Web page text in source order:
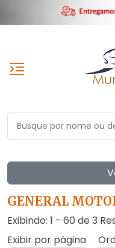
GENERAL
Exibindo: 1 - 60 de 3
Exibir por página